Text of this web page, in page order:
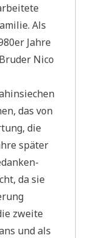
Als
Jahre
Nico
das von
die
später
da sie
zweite
und als